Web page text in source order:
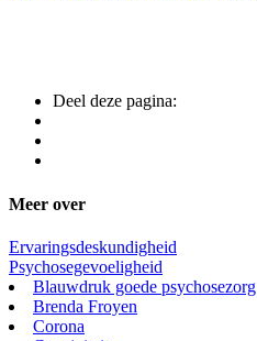
Deel deze pagina:
Meer over
Ervaringsdeskundigheid
Psychosegevoeligheid
Blauwdruk goede psychosezorg
Brenda Froyen
Corona